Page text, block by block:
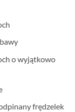
o wyjątkowo
frędzelek